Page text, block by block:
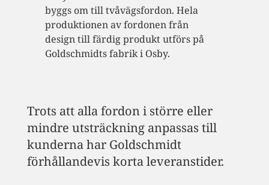
byggs om till tvåvägsfordon. Hela
produktionen av fordonen från
design till färdig produkt utförs på
Goldschmidts fabrik i Osby.
Trots att alla fordon i större eller
mindre utsträckning anpassas till
kunderna har Goldschmidt
förhållandevis korta leveranstider.